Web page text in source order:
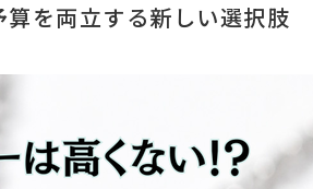
を両立する新しい選択肢